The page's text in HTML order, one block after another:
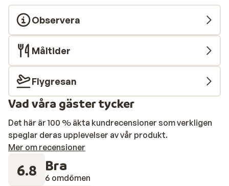
kan du njuta av en kopp kaffe eller ett gott glas vin eller
öl. Den friska fjälluften och de sista solstrålarna är
även underbara att njuta av på solterrassen. Söker du
extra avkoppling kan du besök bastun. På kvällen finns
det även ett kvällsprogram där du kan delta i en trevlig
rodelkväll!
Observera
Måltider
Flygresan
Vad våra gäster tycker
Det här är 100 % äkta kundrecensioner som verkligen
speglar deras upplevelser av vår produkt.
Mer om recensioner
6.8 Bra
6 omdömen